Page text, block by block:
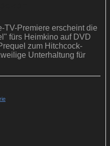
TV-Premiere erscheint die
fürs Heimkino auf DVD
zum Hitchcock-
Unterhaltung für